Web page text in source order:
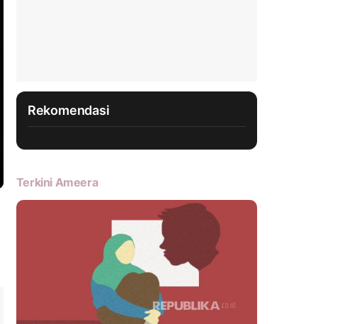
Rekomendasi
Terkini Ameera